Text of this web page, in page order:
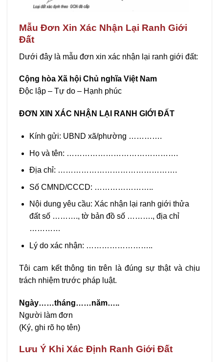
Mẫu Đơn Xin Xác Nhận Lại Ranh Giới
Đất
Dưới đây là mẫu đơn xin xác nhận lại ranh giới đất:
Cộng hòa Xã hội Chủ nghĩa Việt Nam
Độc lập – Tự do – Hạnh phúc
ĐƠN XIN XÁC NHẬN LẠI RANH GIỚI ĐẤT
Kính gửi: UBND xã/phường ………….
Họ và tên: …………………………………….
Địa chỉ: ……………………………………….
Số CMND/CCCD: …………………..
Nội dung yêu cầu: Xác nhận lại ranh giới thửa
đất số ………., tờ bản đồ số ………., địa chỉ
…………
Lý do xác nhận: ……………………..
Tôi cam kết thông tin trên là đúng sự thật và chịu
trách nhiệm trước pháp luật.
Ngày……tháng……năm…..
Người làm đơn
(Ký, ghi rõ họ tên)
Lưu Ý Khi Xác Định Ranh Giới Đất